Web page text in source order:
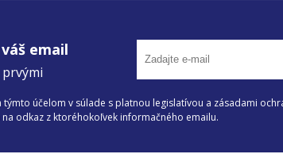
email
účelom v súlade s platnou legislatívou a zásadami
odkaz z ktoréhokoľvek informačného emailu.